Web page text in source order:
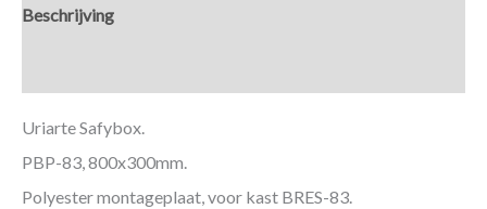
Beschrijving
Uriarte Safybox.
PBP-83, 800x300mm.
Polyester montageplaat, voor kast BRES-83.